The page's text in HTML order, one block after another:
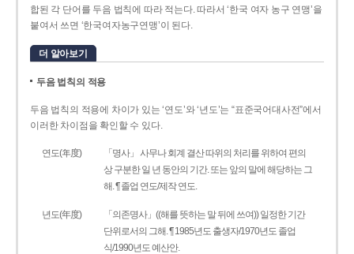
합된 각 단어를 두음 법칙에 따라 적는다. 따라서 ‘한국 여자 농구 연맹’을
붙여서 쓰면 ‘한국여자농구연맹’이 된다.
더 알아보기
두음 법칙의 적용
두음 법칙의 적용에 차이가 있는 ‘연도’와 ‘년도’는 “표준국어대사전”에서
이러한 차이점을 확인할 수 있다.
연도(年度)
「명사」 사무나 회계 결산 따위의 처리를 위하여 편의
상 구분한 일 년 동안의 기간. 또는 앞의 말에 해당하는 그
해. ¶ 졸업 연도/제작 연도.
년도(年度)
「의존명사」((해를 뜻하는 말 뒤에 쓰여)) 일정한 기간
단위로서의 그해. ¶ 1985년도 출생자/1970년도 졸업
식/1990년도 예산안.